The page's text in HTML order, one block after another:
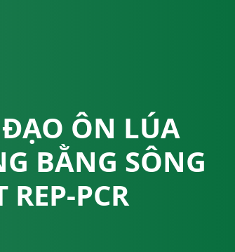
ÔN LÚA
BẰNG SÔNG
PCR